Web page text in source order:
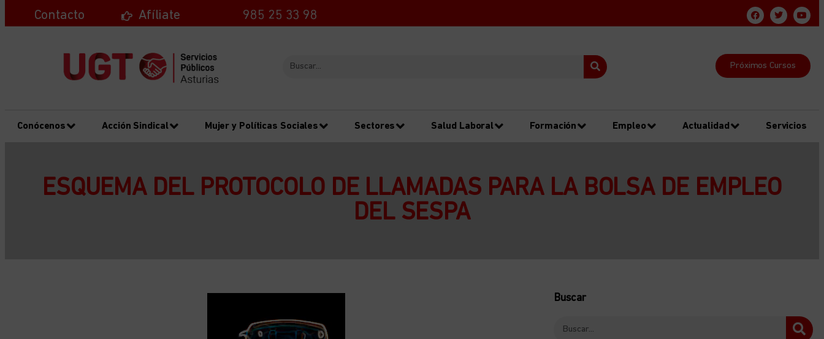
Contacto Afíliate 985 25 33 98
Próximos Cursos
Conócenos Acción Sindical Mujer y Políticas Sociales Sectores Salud Laboral Formación Empleo Actualidad Servicios
ESQUEMA DEL PROTOCOLO DE LLAMADAS PARA LA BOLSA DE EMPLEO
DEL SESPA
Buscar